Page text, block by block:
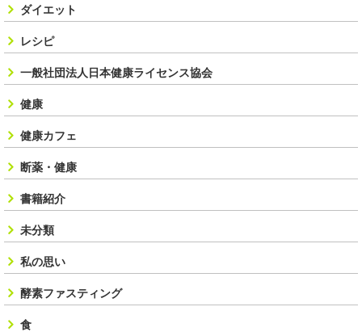
ダイエット
レシピ
一般社団法人日本健康ライセンス協会
健康
健康カフェ
断薬・健康
書籍紹介
未分類
私の思い
酵素ファスティング
食